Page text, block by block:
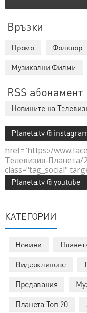
Връзки
Промо Фолклор
Музикални Филми
RSS абонамент
Новините на
Planeta.tv @
href="https://
Телевизия-Планета/
class="tag_social"
Planeta.tv @ youtube
КАТЕГОРИИ
Новини
Видеоклипове
Предавания
Планета Топ 20